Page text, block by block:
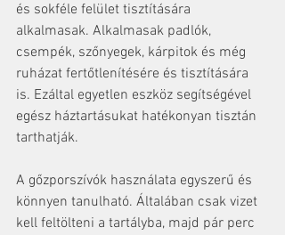
és sokféle felület tisztítására
alkalmasak. Alkalmasak padlók,
csempék, szőnyegek, kárpitok és még
ruházat fertőtlenítésére és tisztítására
is. Ezáltal egyetlen eszköz segítségével
egész háztartásukat hatékonyan tisztán
tarthatják.
A gőzporszívók használata egyszerű és
könnyen tanulható. Általában csak vizet
kell feltölteni a tartályba, majd pár perc